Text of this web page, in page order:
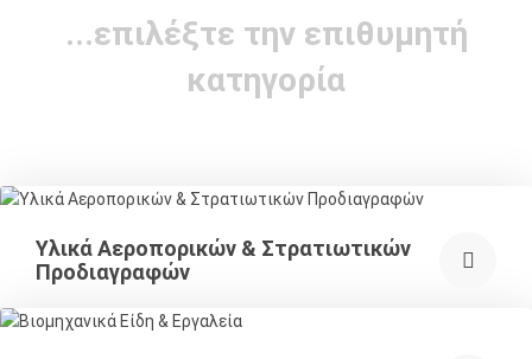
...επιλέξτε την επιθυμητή
κατηγορία
Υλικά Αεροπορικών & Στρατιωτικών
Προδιαγραφών